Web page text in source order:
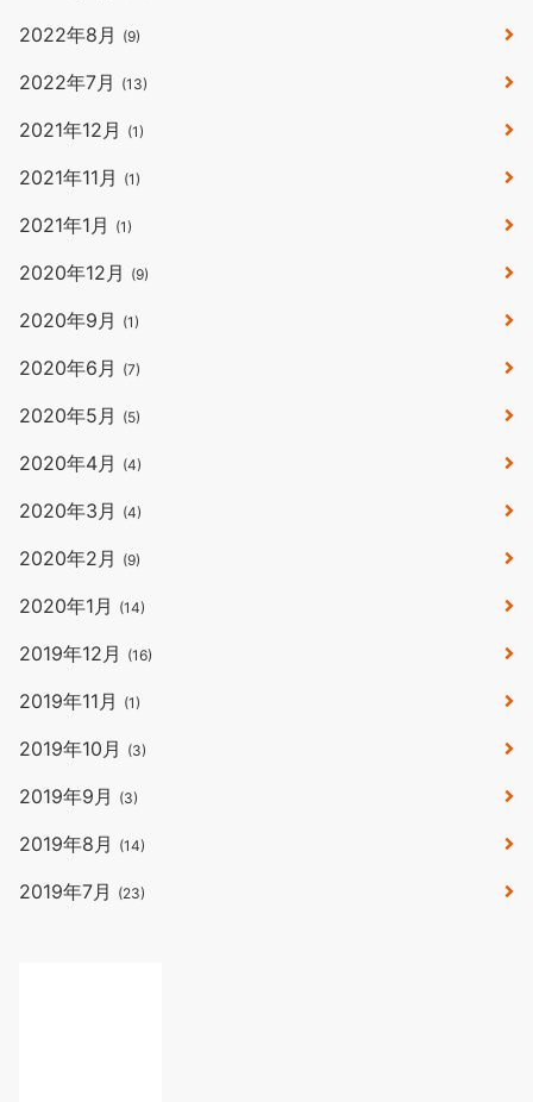
2022年8月 (9)
2022年7月 (13)
2021年12月 (1)
2021年11月 (1)
2021年1月 (1)
2020年12月 (9)
2020年9月 (1)
2020年6月 (7)
2020年5月 (5)
2020年4月 (4)
2020年3月 (4)
2020年2月 (9)
2020年1月 (14)
2019年12月 (16)
2019年11月 (1)
2019年10月 (3)
2019年9月 (3)
2019年8月 (14)
2019年7月 (23)